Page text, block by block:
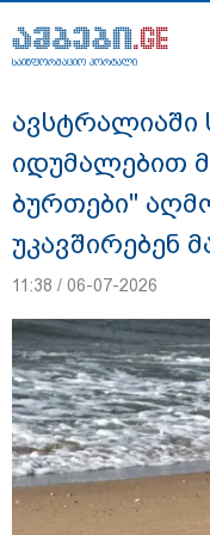
საინფორმაციო პორტალი
დაკავებულია 3
კურიერზე
ინფორმაციას
საინფორმაციო პორტალი
ავსტრალიაში
იდუმალებით
ბურთები"
უკავშირებენ
11:38 / 06-07-2026